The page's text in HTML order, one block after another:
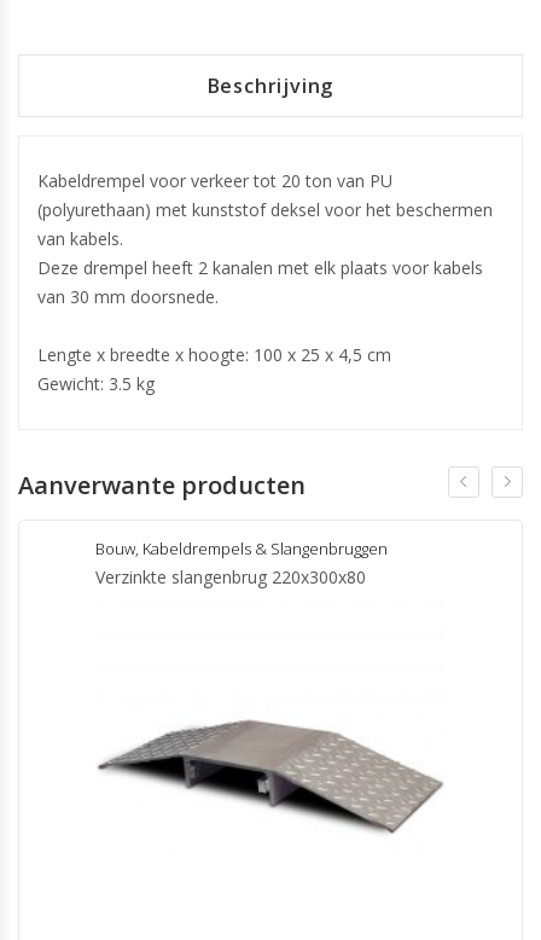
Beschrijving
Kabeldrempel voor verkeer tot 20 ton van PU
(polyurethaan) met kunststof deksel voor het beschermen
van kabels.
Deze drempel heeft 2 kanalen met elk plaats voor kabels
van 30 mm doorsnede.
Lengte x breedte x hoogte: 100 x 25 x 4,5 cm
Gewicht: 3.5 kg
Aanverwante producten
Bouw, Kabeldrempels & Slangenbruggen
Verzinkte slangenbrug 220x300x80